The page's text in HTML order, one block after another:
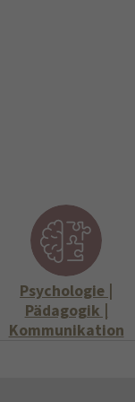
Psychologie |
Pädagogik |
Kommunikation